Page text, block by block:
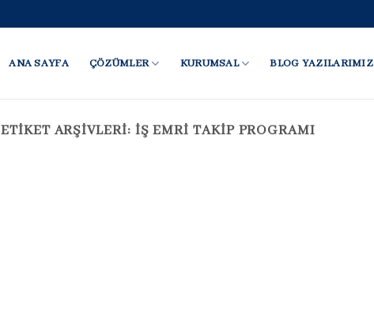
ANA SAYFA ÇÖZÜMLER KURUMSAL BLOG YAZILARIMIZ
ETIKET ARŞIVLERI: IŞ EMRI TAKIP PROGRAMI